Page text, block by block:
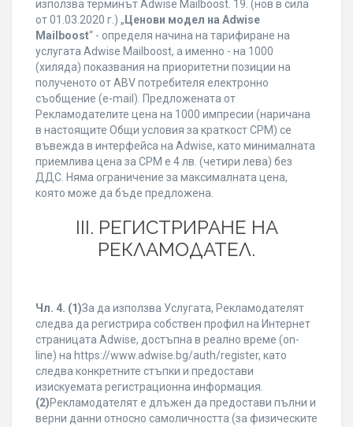
използва терминът Adwise Mailboost. 19. (нов в сила
от 01.03.2020 г.) „ Ценови модел на Adwise
Mailboost“ - определя начина на тарифиране на
услугата Adwise Mailboost, а именно - на 1000
(хиляда) показвания на приоритетни позиции на
полученото от ABV потребителя електронно
съобщение (e-mail). Предложената от
Рекламодателите цена на 1000 импресии (наричана
в настоящите Общи условия за краткост CPM) се
въвежда в интерфейса на Adwise, като минималната
приемлива цена за CPM е 4 лв. (четири лева) без
ДДС. Няма ограничение за максималната цена,
която може да бъде предложена.
ІІІ. РЕГИСТРИРАНЕ НА
РЕКЛАМОДАТЕЛ.
Чл. 4. (1)За да използва Услугата, Рекламодателят
следва да регистрира собствен профил на Интернет
страницата Adwise, достъпна в реално време (on-
line) на https://www.adwise.bg/auth/register, като
следва конкретните стъпки и предостави
изискуемата регистрационна информация.
(2)Рекламодателят е длъжен да предостави пълни и
верни данни относно самоличността (за физическите